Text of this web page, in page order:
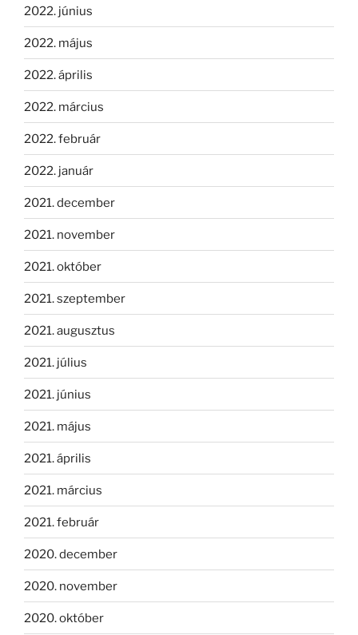
2022. június
2022. május
2022. április
2022. március
2022. február
2022. január
2021. december
2021. november
2021. október
2021. szeptember
2021. augusztus
2021. július
2021. június
2021. május
2021. április
2021. március
2021. február
2020. december
2020. november
2020. október